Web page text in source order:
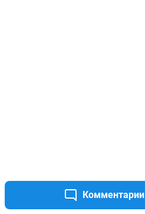
Комментарии